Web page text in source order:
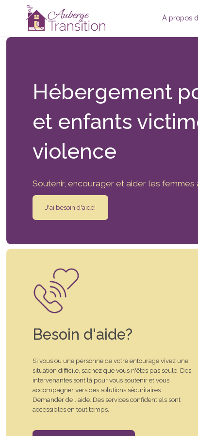
À propos
Hébergement
et enfants
violence
Soutenir, encourager et aider les femmes
J'ai besoin d'aide!
Besoin d'aide?
Si vous ou une personne de votre entourage vivez une
situation difficile, sachez que vous n'êtes pas seule. Des
intervenantes sont là pour vous soutenir et vous
accompagner vers des solutions sécuritaires.
Demander de l'aide. Des services confidentiels sont
accessibles en tout temps.